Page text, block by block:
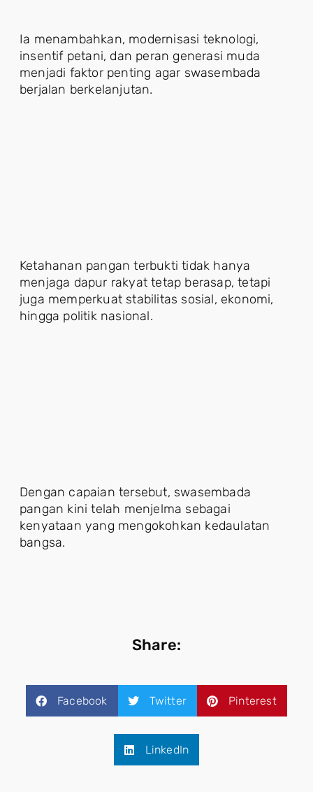
Ia menambahkan, modernisasi teknologi,
insentif petani, dan peran generasi muda
menjadi faktor penting agar swasembada
berjalan berkelanjutan.
Ketahanan pangan terbukti tidak hanya
menjaga dapur rakyat tetap berasap, tetapi
juga memperkuat stabilitas sosial, ekonomi,
hingga politik nasional.
Dengan capaian tersebut, swasembada
pangan kini telah menjelma sebagai
kenyataan yang mengokohkan kedaulatan
bangsa.
Share:
Facebook Twitter Pinterest
LinkedIn